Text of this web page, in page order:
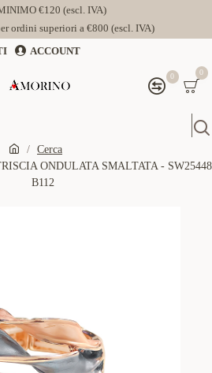
€120 (escl. IVA)
ordini superiori a €800 (escl. IVA)
ACCOUNT
0 0
Cerca
ONDULATA SMALTATA - SW25448
B112